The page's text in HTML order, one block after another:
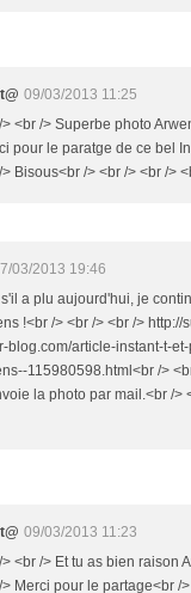
09/03/2013 11:25
<br /> Superbe photo
pour le paratge de ce bel
Bisous<br /> <br /> <br />
03/2013 19:46
a plu aujourd'hui, je
!<br /> <br /> <br /> http://
blog.com/article-instant-t-
115980598.html<br />
la photo par mail.<br />
09/03/2013 11:23
<br /> Et tu as bien raison
Merci pour le partage<br /